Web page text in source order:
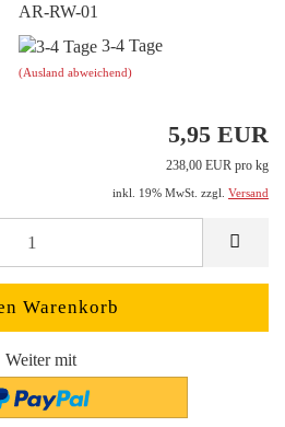
AR-RW-01
3-4 Tage
(Ausland abweichend)
5,95 EUR
238,00 EUR pro kg
inkl. 19% MwSt. zzgl. Versand
Weiter mit